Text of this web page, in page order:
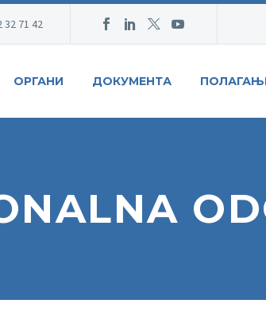
32 71 42
ОРГАНИ ДОКУМЕНТА